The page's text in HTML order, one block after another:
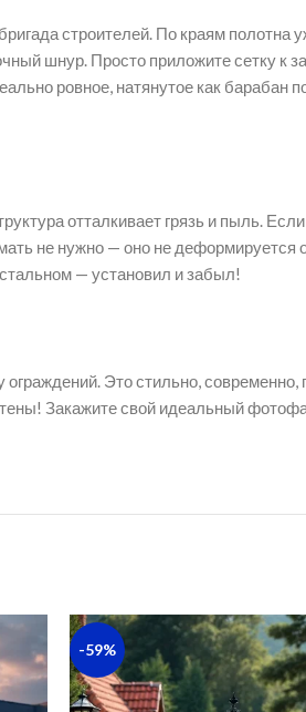
строителей. По краям полотна
шнур. Просто приложите сетку к
ровное, натянутое как барабан
отталкивает грязь и пыль.
не нужно — оно не деформируется
— установил и забыл!
Это стильно, современно,
Закажите свой идеальный
-59%